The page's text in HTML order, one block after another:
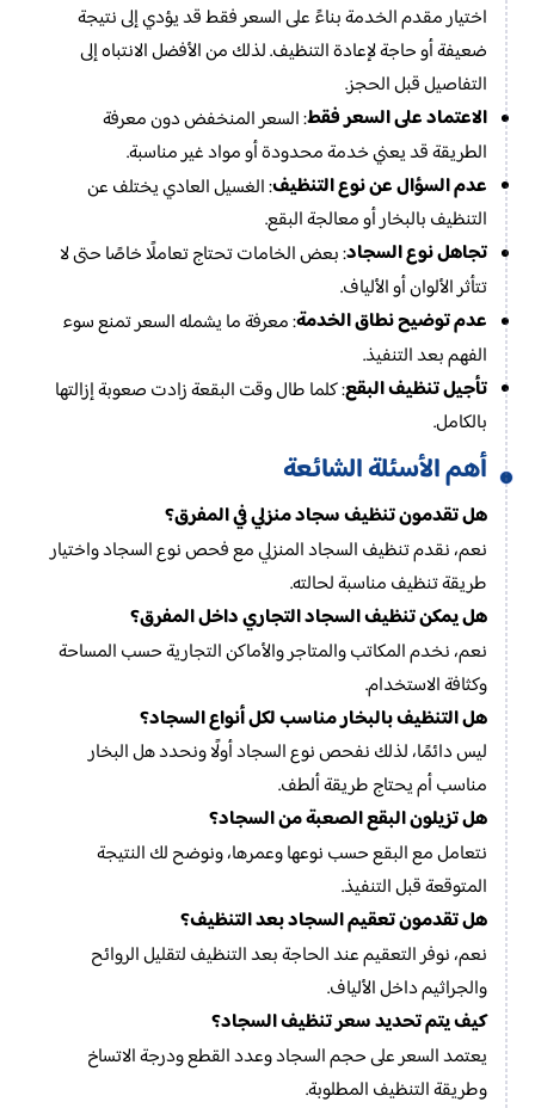
اختيار مقدم الخدمة بناءً على السعر فقط قد يؤدي إلى نتيجة
ضعيفة أو حاجة لإعادة التنظيف. لذلك من الأفضل الانتباه إلى
التفاصيل قبل الحجز.
الاعتماد على السعر فقط: السعر المنخفض دون معرفة
الطريقة قد يعني خدمة محدودة أو مواد غير مناسبة.
عدم السؤال عن نوع التنظيف: الغسيل العادي يختلف عن
التنظيف بالبخار أو معالجة البقع.
تجاهل نوع السجاد: بعض الخامات تحتاج تعاملًا خاصًا حتى لا
تتأثر الألوان أو الألياف.
عدم توضيح نطاق الخدمة: معرفة ما يشمله السعر تمنع سوء
الفهم بعد التنفيذ.
تأجيل تنظيف البقع: كلما طال وقت البقعة زادت صعوبة إزالتها
بالكامل.
أهم الأسئلة الشائعة
هل تقدمون تنظيف سجاد منزلي في المفرق؟
نعم، نقدم تنظيف السجاد المنزلي مع فحص نوع السجاد واختيار
طريقة تنظيف مناسبة لحالته.
هل يمكن تنظيف السجاد التجاري داخل المفرق؟
نعم، نخدم المكاتب والمتاجر والأماكن التجارية حسب المساحة
وكثافة الاستخدام.
هل التنظيف بالبخار مناسب لكل أنواع السجاد؟
ليس دائمًا، لذلك نفحص نوع السجاد أولًا ونحدد هل البخار
مناسب أم يحتاج طريقة ألطف.
هل تزيلون البقع الصعبة من السجاد؟
نتعامل مع البقع حسب نوعها وعمرها، ونوضح لك النتيجة
المتوقعة قبل التنفيذ.
هل تقدمون تعقيم السجاد بعد التنظيف؟
نعم، نوفر التعقيم عند الحاجة بعد التنظيف لتقليل الروائح
والجراثيم داخل الألياف.
كيف يتم تحديد سعر تنظيف السجاد؟
يعتمد السعر على حجم السجاد وعدد القطع ودرجة الاتساخ
وطريقة التنظيف المطلوبة.